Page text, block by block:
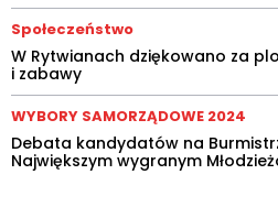
Społeczeństwo
W Rytwianach dziękowano za
i zabawy
WYBORY SAMORZĄDOWE 2024
Debata kandydatów na
Największym wygranym